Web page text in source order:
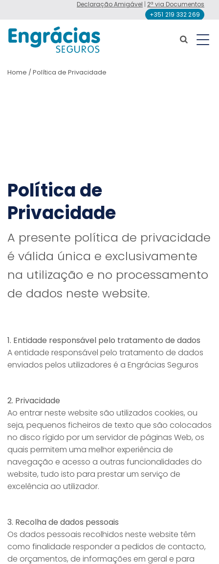
Declaração Amigável | 2ª via Documentos
+351 219 332 269
Home / Política de Privacidade
Política de
Privacidade
A presente política de privacidade
é válida única e exclusivamente
na utilização e no processamento
de dados neste website.
1. Entidade responsável pelo tratamento de dados
A entidade responsável pelo tratamento de dados
enviados pelos utilizadores é a Engrácias Seguros
2. Privacidade
Ao entrar neste website são utilizados cookies, ou
seja, pequenos ficheiros de texto que são colocados
no disco rígido por um servidor de páginas Web, os
quais permitem uma melhor experiência de
navegação e acesso a outras funcionalidades do
website, tudo isto para prestar um serviço de
excelência ao utilizador.
3. Recolha de dados pessoais
Os dados pessoais recolhidos neste website têm
como finalidade responder a pedidos de contacto,
de orçamentos, de informações em geral e para